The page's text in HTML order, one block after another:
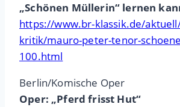
„Schönen Müllerin“ lernen
https://www.br-klassik.de/
kritik/mauro-peter-tenor-
100.html
Berlin/Komische Oper
Oper: „Pferd frisst Hut“